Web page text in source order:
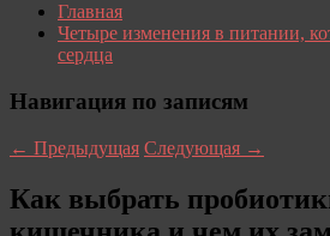
Главная
Четыре изменения в питании,
сердца
Навигация по записям
← Предыдущая Следующая →
Как выбрать